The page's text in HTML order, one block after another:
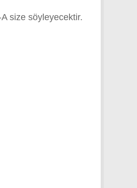
size söyleyecektir.